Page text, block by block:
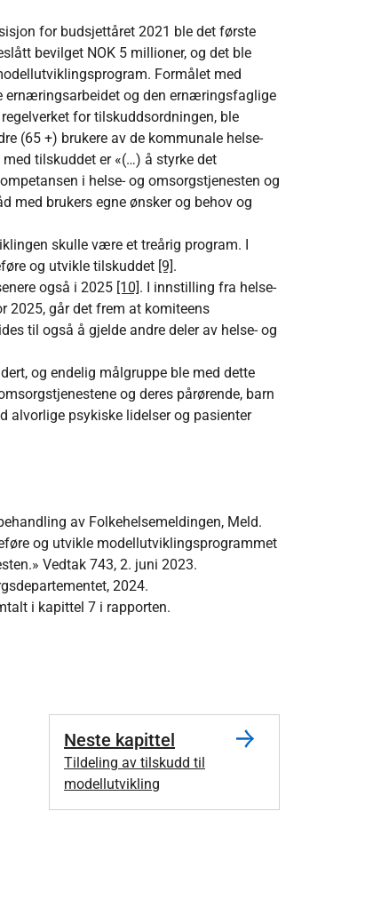
for budsjettåret 2021 ble det første
bevilget NOK 5 millioner, og det ble
Formålet med
ernæringsarbeidet og den ernæringsfaglige
for tilskuddsordningen, ble
(65 +) brukere av de kommunale helse-
tilskuddet er «(…) å styrke det
i helse- og omsorgstjenesten og
med brukers egne ønsker og behov og
skulle være et treårig program. I
og utvikle tilskuddet [9].
også i 2025 [10]. I innstilling fra helse-
2025, går det frem at komiteens
til også å gjelde andre deler av helse- og
og endelig målgruppe ble med dette
og deres pårørende, barn
alvorlige psykiske lidelser og pasienter
av Folkehelsemeldingen, Meld.
og utvikle modellutviklingsprogrammet
Vedtak 743, 2. juni 2023.
2024.
i kapittel 7 i rapporten.
Neste kapittel
Tildeling av tilskudd til
modellutvikling